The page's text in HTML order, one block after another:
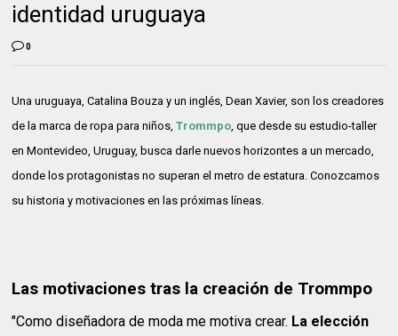
identidad uruguaya
0
Una uruguaya, Catalina Bouza y un inglés, Dean Xavier, son los creadores
de la marca de ropa para niños,Trommpo, que desde su estudio-taller
en Montevideo, Uruguay, busca darle nuevos horizontes a un mercado,
donde los protagonistas no superan el metro de estatura. Conozcamos
su historia y motivaciones en las próximas líneas.
Las motivaciones tras la creación de Trommpo
"Como diseñadora de moda me motiva crear. La elección